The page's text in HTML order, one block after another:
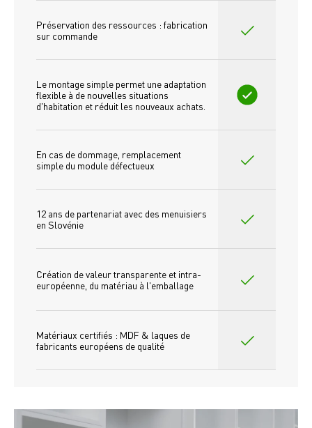
Préservation des ressources : fabrication
sur commande
Le montage simple permet une adaptation
flexible à de nouvelles situations
d'habitation et réduit les nouveaux achats.
En cas de dommage, remplacement
simple du module défectueux
12 ans de partenariat avec des menuisiers
en Slovénie
Création de valeur transparente et intra-
européenne, du matériau à l'emballage
Matériaux certifiés : MDF & laques de
fabricants européens de qualité